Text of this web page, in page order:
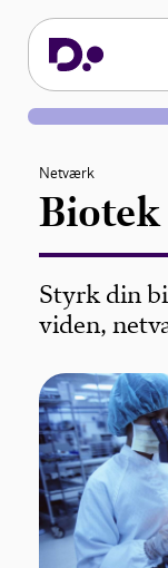
Netværk
Styrk din
viden,